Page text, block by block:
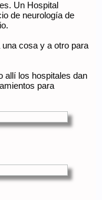
Un Hospital
de neurología de
cosa y a otro para
allí los hospitales dan
para